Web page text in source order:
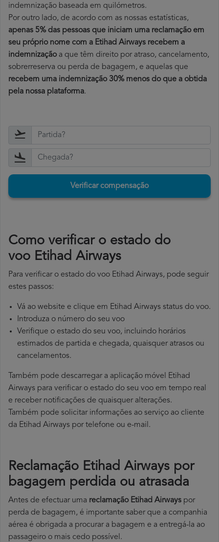
indemnização baseada em quilómetros.
Por outro lado, de acordo com as nossas estatísticas,
apenas 5% das pessoas que iniciam uma reclamação em
seu próprio nome com a Etihad Airways recebem a
indemnizaçãoa que têm direito por atraso, cancelamento,
sobrerreserva ou perda de bagagem, e aquelas que
recebem uma indemnização 30% menos do que a obtida
pela nossa plataforma.
Verificar compensação
​Como verificar o estado do
voo Etihad Airways
Para verificar o estado do voo Etihad Airways, pode seguir
estes passos:
Vá ao website e clique em Etihad Airways status do voo.
Introduza o número do seu voo
Verifique o estado do seu voo, incluindo horários
estimados de partida e chegada, quaisquer atrasos ou
cancelamentos.
Também pode descarregar a aplicação móvel Etihad
Airways para verificar o estado do seu voo em tempo real
e receber notificações de quaisquer alterações.
Também pode solicitar informações ao serviço ao cliente
da Etihad Airways por telefone ou e-mail.
Reclamação Etihad Airways por
bagagem perdida ou atrasada
Antes de efectuar uma reclamação Etihad Airways por
perda de bagagem, é importante saber que a companhia
aérea é obrigada a procurar a bagagem e a entregá-la ao
passageiro o mais cedo possível.